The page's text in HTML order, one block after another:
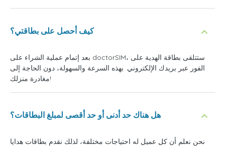
كيف أحصل على بطاقتي؟
بعد إتمام عملية الشراء على doctorSIM، ستتلقى بطاقة الهدية على
الفور عبر بريدك الإلكتروني. بهذه السرعة والسهولة، دون الحاجة إلى
مغادرة منزلك!
هل هناك حد أدنى أو حد أقصى لمبلغ البطاقات؟
نحن نعلم أن كل عميل له احتياجات مختلفة، لذلك نقدم بطاقات هدايا